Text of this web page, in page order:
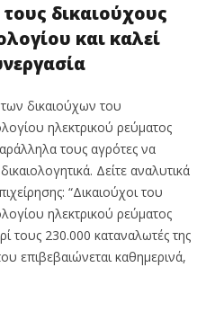
τους δικαιούχους
και καλεί
δικαιούχων του
ηλεκτρικού ρεύματος
τους αγρότες να
Δείτε αναλυτικά
“Δικαιούχοι του
ηλεκτρικού ρεύματος
τους 230.000 καταναλωτές της
επιβεβαιώνεται καθημερινά,